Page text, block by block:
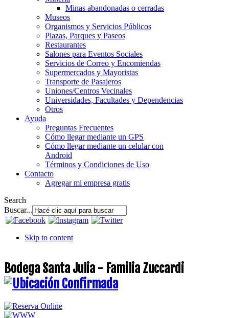
Minas abandonadas o cerradas
Museos
Organismos y Servicios Públicos
Plazas, Parques y Paseos
Restaurantes
Salones para Eventos Sociales
Servicios de Correo y Encomiendas
Supermercados y Mayoristas
Transporte de Pasajeros
Uniones/Centros Vecinales
Universidades, Facultades y Dependencias
Otros
Ayuda
Preguntas Frecuentes
Cómo llegar mediante un GPS
Cómo llegar mediante un celular con
Android
Términos y Condiciones de Uso
Contacto
Agregar mi empresa gratis
Search
Buscar...
Skip to content
Bodega Santa Julia - Familia Zuccardi